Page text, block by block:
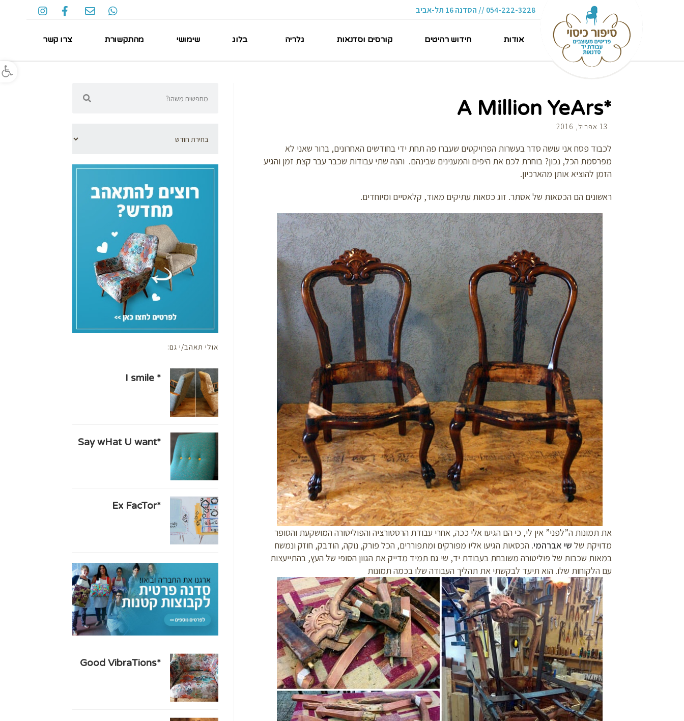
פתח סרגל נגישות
054-222-3228 // הסדנה 16 תל-אביב
אודות חידוש רהיטים קורסים וסדנאות גלריה בלוג שימושי מהתקשורת צרו קשר
*A Million YeArs
13 אפריל, 2016
לכבוד פסח אני עושה סדר בעשרות הפרויקטים שעברו פה תחת ידי בחודשים האחרונים, ברור שאני לא
מפרסמת הכל, נכון? בוחרת לכם את היפים והמענינים שבינהם. והנה שתי עבודות שכבר עבר קצת זמן והגיע
הזמן להוציא אותן מהארכיון.
ראשונים הם הכסאות של אסתר. זוג כסאות עתיקים מאוד, קלאסיים ומיוחדים.
את תמונות ה”לפני” אין לי, כי הם הגיעו אלי ככה, אחרי עבודת הרסטורציה והפוליטורה המושקעת והסופר
מדויקת של שי אברהמי. הכסאות הגיעו אליו מפורקים ומתפוררים, הכל פורק, נוקה, הודבק, חוזק ונמשח
במאות שכבות של פוליטורה משובחת בעבודת יד, שי גם תמיד מדייק את הגוון הסופי של העץ, בהתייעצות
עם הלקוחות שלו. הוא תיעד לבקשתי את תהליך העבודה שלו בכמה תמונות
אולי תאהב/י גם:
* I smile
*Say wHat U want
*Ex FacTor
*Good VibraTions